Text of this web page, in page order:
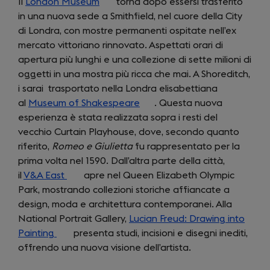
in
a
new
tab)
in una nuova sede a Smithfield, nel cuore della City
di Londra, con mostre permanenti ospitate nell’ex
mercato vittoriano rinnovato. Aspettati orari di
apertura più lunghi e una collezione di sette milioni di
oggetti in una mostra più ricca che mai. A Shoreditch,
i sarai trasportato nella Londra elisabettiana
al
Museum of Shakespeare (opens
in
a
new
tab)
. Questa nuova
esperienza è stata realizzata sopra i resti del
vecchio Curtain Playhouse, dove, secondo quanto
riferito, Romeo e Giuliettafu rappresentato per la
prima volta nel 1590. Dall’altra parte della città,
il V&A East
(opens
in
a
new
tab)
apre nel Queen Elizabeth Olympic
Park, mostrando collezioni storiche affiancate a
design, moda e architettura contemporanei. Alla
National Portrait Gallery, Lucian Freud: Drawing into
Painting
(opens
in
presenta studi, incisioni e disegni inediti,
offrendo una nuova visione dell’artista.